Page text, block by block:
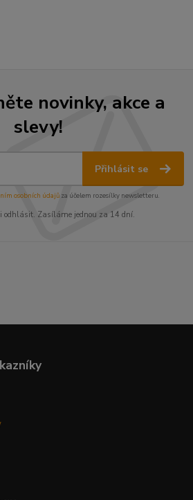
novinky, akce a
slevy!
Přihlásit se
osobních údajůza účelem rozesílky newsletteru.
odhlásit. Zasíláme jednou za 14 dní.